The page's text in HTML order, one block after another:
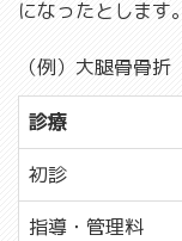
になったとします。
（例）大腿骨骨折
診療
初診
指導・管理料